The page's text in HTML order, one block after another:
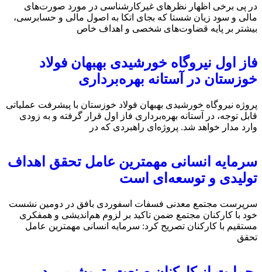
در پی برخی اظهار نظرهای غیرکارشناسی در مورد صورت‌های
مالی و سود زیان شستا که بجای اتکا به اصول مالی و حسابرسی،
بیشتر بر پایه قضاوت‌‌های شخصی و اهداف خاص
فاز اول نیروگاه خورشیدی بهبهان فولاد
خوزستان در آستانه بهره‌برداری
پروژه نیروگاه خورشیدی بهبهان فولاد خوزستان با پیشرفت عملیاتی
قابل‌ توجه، در آستانه بهره‌برداری فاز اول قرار گرفته و به‌ زودی
وارد مدار خواهد شد. پروژه‌ای راهبردی که در
سرمایه انسانی مهمترین عامل تحقق اهداف
تولیدی و توسعه‌ای است
سرپرست مجتمع معدنی فسفات اسفوردی بافق در دومین نشست
خود با کارکنان مجتمع ضمن تاکید بر لزوم هم‌اندیشی و همفکری
مستقیم با کارکنان تصریح کرد: سرمایه انسانی مهمترین عامل
تحقق